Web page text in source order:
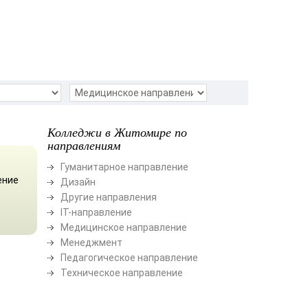
Колледжи в Житомире по
направлениям
Гуманитарное направление
Дизайн
Другие направления
ІТ-направление
Медицинское направление
Менеджмент
Педагогическое направление
Техническое направление